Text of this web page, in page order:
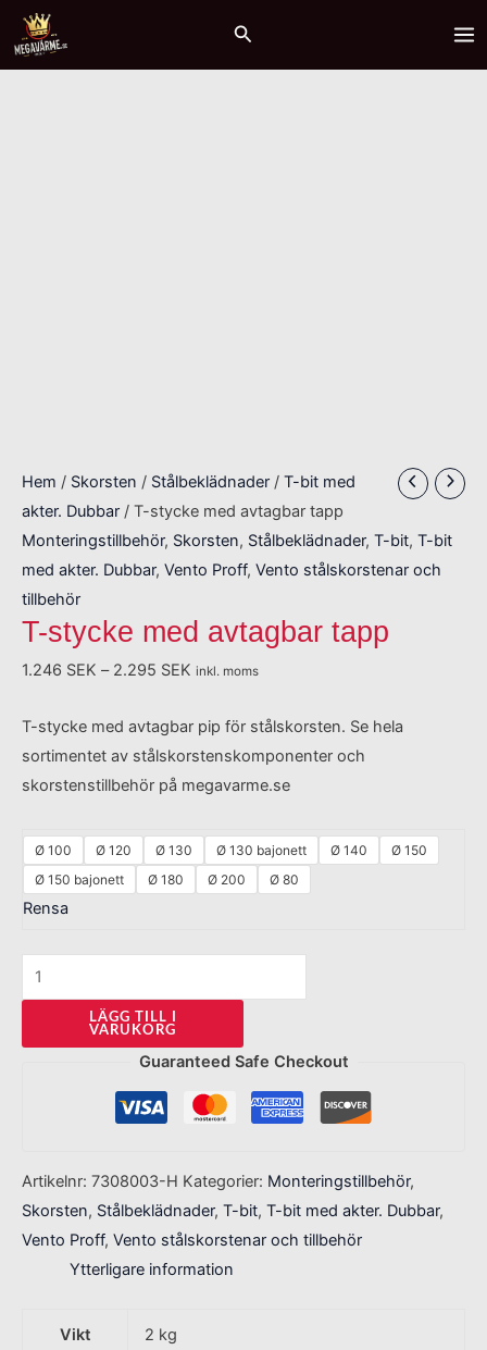
Hoppa
innehåll
Sök
Hem / Skorsten / Stålbeklädnader / T-bit med
akter. Dubbar / T-stycke med avtagbar tapp
Monteringstillbehör, Skorsten, Stålbeklädnader, T-bit, T-bit
med akter. Dubbar, Vento Proff, Vento stålskorstenar och
tillbehör
T-stycke med avtagbar tapp
1.246 SEK – 2.295 SEK inkl. moms
T-stycke med avtagbar pip för stålskorsten. Se hela
sortimentet av stålskorstenskomponenter och
skorstenstillbehör på megavarme.se
Ø 100 Ø 120 Ø 130 Ø 130 bajonett Ø 140
Ø 150
Ø 150 bajonett
Ø 180 Ø 200 Ø 80
Rensa
T-
stycke
med
LÄGG TILL I
VARUKORG
Guaranteed Safe Checkout
Artikelnr: 7308003-H Kategorier: Monteringstillbehör,
Skorsten, Stålbeklädnader, T-bit, T-bit med akter. Dubbar,
Vento Proff, Vento stålskorstenar och tillbehör
Ytterligare information
Vikt 2 kg